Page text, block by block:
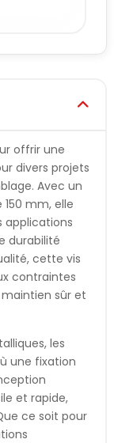
offrir une
divers projets
Avec un
mm, elle
applications
durabilité
cette vis
contraintes
sûr et
les
une fixation
et rapide,
ce soit pour